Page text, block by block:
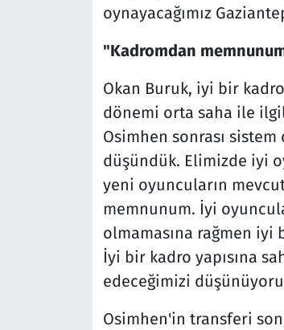
oynayacağımız
"Kadromdan
Okan Buruk, iyi bir
dönemi orta saha ile
Osimhen sonrası
düşündük. Elimizde iyi
yeni oyuncuların
memnunum. İyi
olmamasına rağmen iyi
İyi bir kadro yapısına
edeceğimizi
Osimhen'in transferi